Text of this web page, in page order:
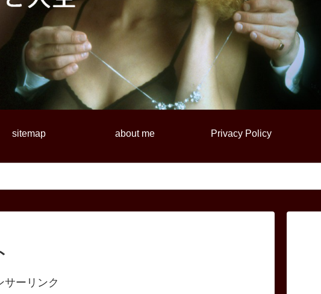
sitemap about me Privacy Policy
サーリンク